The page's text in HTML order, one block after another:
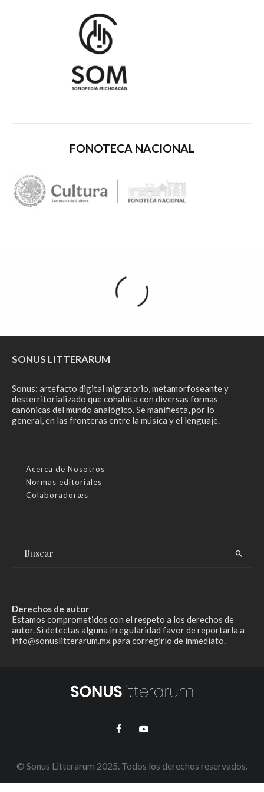
FONOTECA NACIONAL
SONUS LITTERARUM
Sonus: artefacto digital migratorio, metamorfoseante y
desterritorializado que cohabita con diversas formas
canónicas del mundo analógico. Se manifiesta, por lo
general, en las fronteras entre la música y el lenguaje.
Acerca de Nosotros
Normas editoriales
Colaboradoræs
Derechos de autor
Estamos comprometidos con el respeto a los derechos de
autor. Si detectas alguna irregularidad favor de reportarla a
info@sonuslitterarum.mx para corregirlo de inmediato.
© Sonus Litterarum 2025. Todos los derechos reservados.